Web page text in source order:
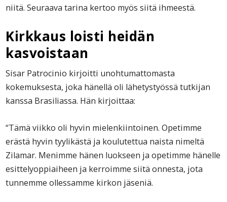
niitä. Seuraava tarina kertoo myös siitä ihmeestä.
Kirkkaus loisti heidän
kasvoistaan
Sisar Patrocinio kirjoitti unohtumattomasta
kokemuksesta, joka hänellä oli lähetystyössä tutkijan
kanssa Brasiliassa. Hän kirjoittaa:
“Tämä viikko oli hyvin mielenkiintoinen. Opetimme
erästä hyvin tyylikästä ja koulutettua naista nimeltä
Zilamar. Menimme hänen luokseen ja opetimme hänelle
esittelyoppiaiheen ja kerroimme siitä onnesta, jota
tunnemme ollessamme kirkon jäseniä.